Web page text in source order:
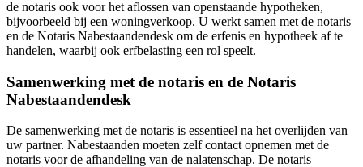
de notaris ook voor het aflossen van openstaande hypotheken,
bijvoorbeeld bij een woningverkoop. U werkt samen met de notaris
en de Notaris Nabestaandendesk om de erfenis en hypotheek af te
handelen, waarbij ook erfbelasting een rol speelt.
Samenwerking met de notaris en de Notaris
Nabestaandendesk
De samenwerking met de notaris is essentieel na het overlijden van
uw partner. Nabestaanden moeten zelf contact opnemen met de
notaris voor de afhandeling van de nalatenschap. De notaris